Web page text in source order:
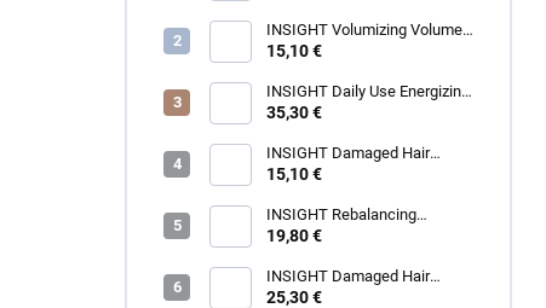
INSIGHT Volumizing Volume
Up Shampoo 350 ml
15,10 €
INSIGHT Daily Use Energizing
Shampoo 900 ml
35,30 €
INSIGHT Damaged Hair
Restructurizing Shampoo 350
15,10 €
INSIGHT Rebalancing
Rebalancing Shampoo 350 ml
19,80 €
INSIGHT Damaged Hair
Restructurizing Hair Mask 400
25,30 €